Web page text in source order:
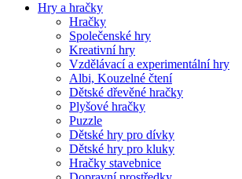
Hry a hračky
Hračky
Společenské hry
Kreativní hry
Vzdělávací a experimentální hry
Albi, Kouzelné čtení
Dětské dřevěné hračky
Plyšové hračky
Puzzle
Dětské hry pro dívky
Dětské hry pro kluky
Hračky stavebnice